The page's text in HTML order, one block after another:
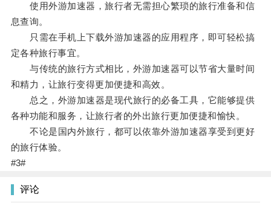
使用外游加速器，旅行者无需担心繁琐的旅行准备和信
息查询。
只需在手机上下载外游加速器的应用程序，即可轻松搞
定各种旅行事宜。
与传统的旅行方式相比，外游加速器可以节省大量时间
和精力，让旅行变得更加便捷和高效。
总之，外游加速器是现代旅行的必备工具，它能够提供
各种功能和服务，让旅行者的外出旅行更加便捷和愉快。
不论是国内外旅行，都可以依靠外游加速器享受到更好
的旅行体验。
#3#
评论